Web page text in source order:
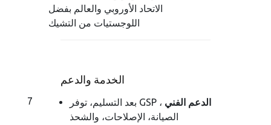
الاتحاد الأوروبي والعالم بفضل
اللوجستيات من التشيك
7
الخدمة والدعم
بعد التسليم، توفر GSP الدعم الفني ،
الصيانة، الإصلاحات، والشحذ